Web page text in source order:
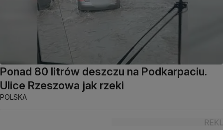
Ponad 80 litrów deszczu na Podkarpaciu.
Ulice Rzeszowa jak rzeki
POLSKA